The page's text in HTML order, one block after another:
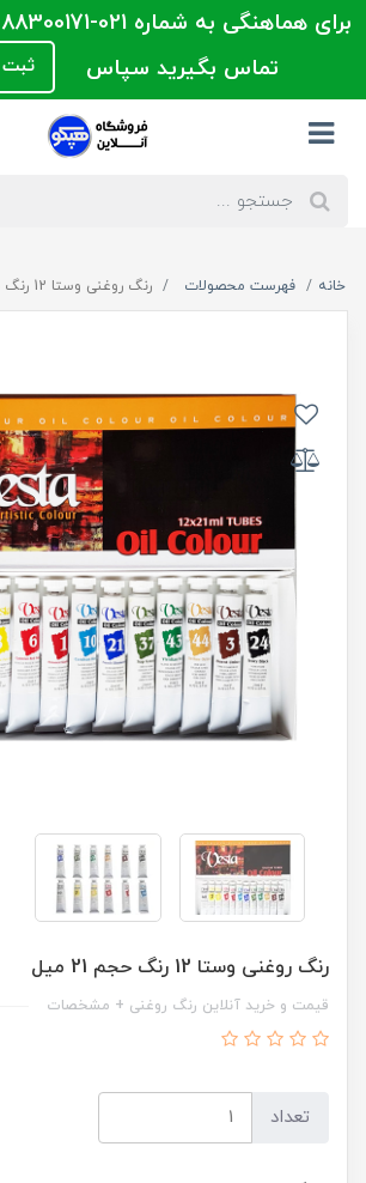
تماس بگیرید سپاس
خانه فهرست محصولات رنگ روغنی وستا 12 رنگ حجم 21 میل
رنگ روغنی وستا 12 رنگ حجم 21 میل
قیمت و خرید آنلاین رنگ روغنی + مشخصات
تعداد